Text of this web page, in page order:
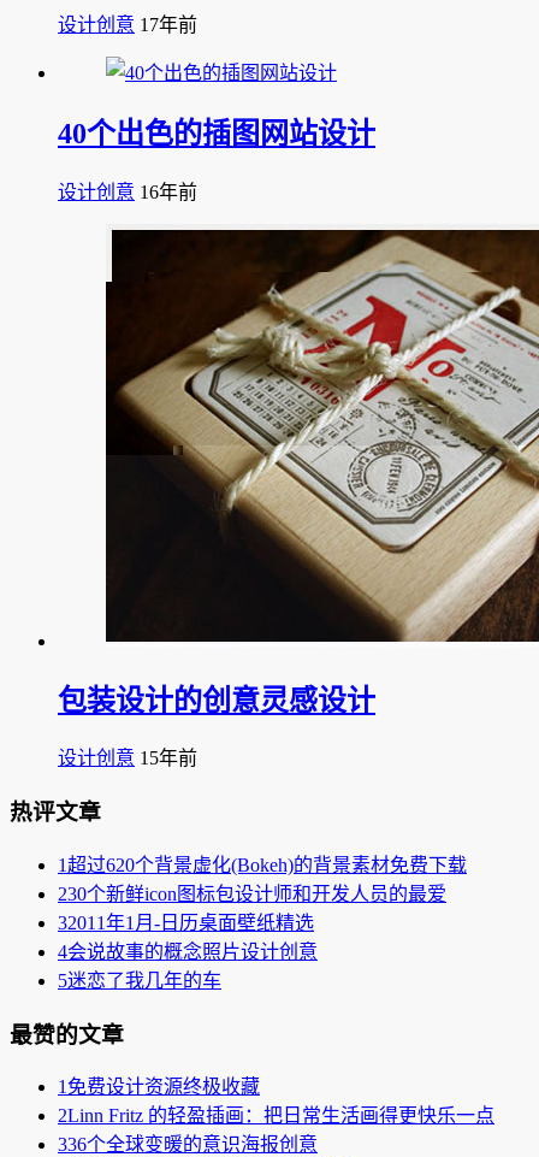
设计创意 17年前
40个出色的插图网站设计
设计创意 16年前
包装设计的创意灵感设计
设计创意 15年前
热评文章
1超过620个背景虚化(Bokeh)的背景素材免费下载
230个新鲜icon图标包设计师和开发人员的最爱
32011年1月-日历桌面壁纸精选
4会说故事的概念照片设计创意
5迷恋了我几年的车
最赞的文章
1 免费设计资源终极收藏
2Linn Fritz 的轻盈插画：把日常生活画得更快乐一点
336个全球变暖的意识海报创意